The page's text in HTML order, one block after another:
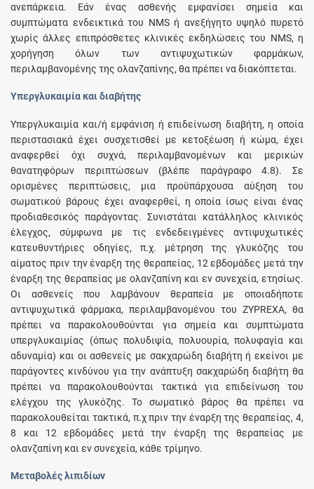
ανεπάρκεια. Εάν ένας ασθενής εμφανίσει σημεία και
συμπτώματα ενδεικτικά του NMS ή ανεξήγητο υψηλό πυρετό
χωρίς άλλες επιπρόσθετες κλινικές εκδηλώσεις του NMS, η
χορήγηση όλων των αντιψυχωτικών φαρμάκων,
περιλαμβανομένης της ολανζαπίνης, θα πρέπει να διακόπτεται.
Υπεργλυκαιμία και διαβήτης
Υπεργλυκαιμία και/ή εμφάνιση ή επιδείνωση διαβήτη, η οποία
περιστασιακά έχει συσχετισθεί με κετοξέωση ή κώμα, έχει
αναφερθεί όχι συχνά, περιλαμβανομένων και μερικών
θανατηφόρων περιπτώσεων (βλέπε παράγραφο 4.8). Σε
ορισμένες περιπτώσεις, μια προϋπάρχουσα αύξηση του
σωματικού βάρους έχει αναφερθεί, η οποία ίσως είναι ένας
προδιαθεσικός παράγοντας. Συνιστάται κατάλληλος κλινικός
έλεγχος, σύμφωνα με τις ενδεδειγμένες αντιψυχωτικές
κατευθυντήριες οδηγίες, π.χ. μέτρηση της γλυκόζης του
αίματος πριν την έναρξη της θεραπείας, 12 εβδομάδες μετά την
έναρξη της θεραπείας με ολανζαπίνη και εν συνεχεία, ετησίως.
Οι ασθενείς που λαμβάνουν θεραπεία με οποιαδήποτε
αντιψυχωτικά φάρμακα, περιλαμβανομένου του ZYPREXA, θα
πρέπει να παρακολουθούνται για σημεία και συμπτώματα
υπεργλυκαιμίας (όπως πολυδιψία, πολυουρία, πολυφαγία και
αδυναμία) και οι ασθενείς με σακχαρώδη διαβήτη ή εκείνοι με
παράγοντες κινδύνου για την ανάπτυξη σακχαρώδη διαβήτη θα
πρέπει να παρακολουθούνται τακτικά για επιδείνωση του
ελέγχου της γλυκόζης. Το σωματικό βάρος θα πρέπει να
παρακολουθείται τακτικά, π.χ πριν την έναρξη της θεραπείας, 4,
8 και 12 εβδομάδες μετά την έναρξη της θεραπείας με
ολανζαπίνη και εν συνεχεία, κάθε τρίμηνο.
Μεταβολές λιπιδίων